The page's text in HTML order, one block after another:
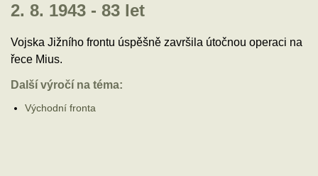
2. 8. 1943 - 83 let
Vojska Jižního frontu úspěšně završila útočnou operaci na
řece Mius.
Další výročí na téma:
Východní fronta